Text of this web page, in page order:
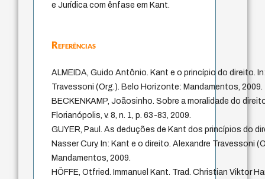
e Jurídica com ênfase em Kant.
Referências
ALMEIDA, Guido Antônio. Kant e o princípio do direito.
Travessoni (Org.). Belo Horizonte: Mandamentos, 2009.
BECKENKAMP, Joãosinho. Sobre a moralidade do
Florianópolis, v. 8, n. 1, p. 63-83, 2009.
GUYER, Paul. As deduções de Kant dos princípios do
Nasser Cury. In: Kant e o direito. Alexandre Travessoni
Mandamentos, 2009.
HÖFFE, Otfried. Immanuel Kant. Trad. Christian Viktor